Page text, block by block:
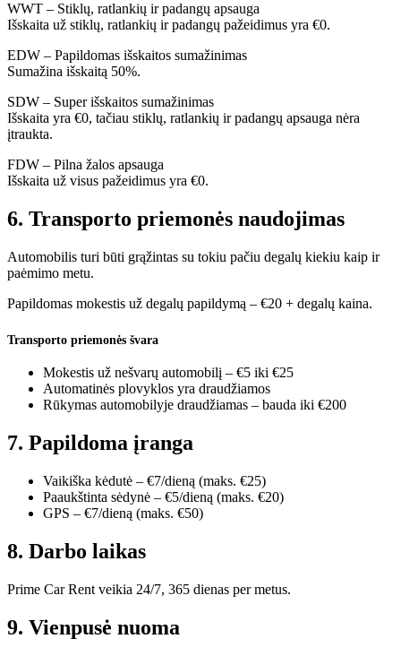
WWT – Stiklų, ratlankių ir padangų apsauga
Išskaita už stiklų, ratlankių ir padangų pažeidimus yra €0.
EDW – Papildomas išskaitos sumažinimas
Sumažina išskaitą 50%.
SDW – Super išskaitos sumažinimas
Išskaita yra €0, tačiau stiklų, ratlankių ir padangų apsauga nėra
įtraukta.
FDW – Pilna žalos apsauga
Išskaita už visus pažeidimus yra €0.
6. Transporto priemonės naudojimas
Automobilis turi būti grąžintas su tokiu pačiu degalų kiekiu kaip ir
paėmimo metu.
Papildomas mokestis už degalų papildymą – €20 + degalų kaina.
Transporto priemonės švara
Mokestis už nešvarų automobilį – €5 iki €25
Automatinės plovyklos yra draudžiamos
Rūkymas automobilyje draudžiamas – bauda iki €200
7. Papildoma įranga
Vaikiška kėdutė – €7/dieną (maks. €25)
Paaukštinta sėdynė – €5/dieną (maks. €20)
GPS – €7/dieną (maks. €50)
8. Darbo laikas
Prime Car Rent veikia 24/7, 365 dienas per metus.
9. Vienpusė nuoma